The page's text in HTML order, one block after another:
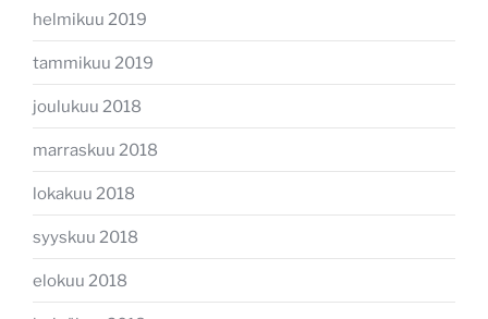
helmikuu 2019
tammikuu 2019
joulukuu 2018
marraskuu 2018
lokakuu 2018
syyskuu 2018
elokuu 2018